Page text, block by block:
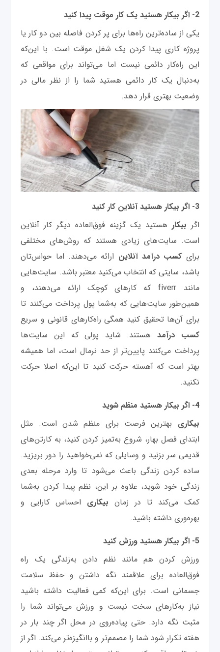
2- اگر بیکار هستید یک کار موقت پیدا کنید
یکی از ساده‌ترین راه‌ها برای پر کردن فاصله بین دو کار یا
پروژه کاری پیدا کردن یک شغل موقت است. با این‌که
این راه‌کار دائمی نیست اما می‌تواند برای مواقعی که
به‌دنبال یک کار دائمی هستید شما را از نظر مالی در
وضعیت بهتری قرار دهد.
3- اگر بیکار هستید آنلاین کار کنید
اگر بیکار هستید یک گزینه فوق‌العاده دیگر کار آنلاین
است. سایت‌های زیادی هستند که روش‌های مختلفی
برای کسب درآمد آنلاین ارائه می‌دهند. اما حواس‌تان
باشد، سایتی که انتخاب می‌کنید معتبر باشد. سایت‌هایی
مانند fiverr که کارهای کوچک ارائه می‌دهند، و
همین‌طور سایت‌هایی که به‌شما پول پرداخت می‌کنند تا
برای آن‌ها تحقیق کنید همگی راه‌کارهای قانونی و سریع
کسب درآمدهستند. شاید پولی که این سایت‌ها
پرداخت می‌کنند پایین‌تر از حد نرمال است، اما همیشه
بهتر است که آهسته حرکت کنید تا این‌که اصلا حرکت
نکنید.
4- اگر بیکار هستید منظم شوید
بیکاری بهترین فرصت برای منظم شدن است. مثل
ابتدای فصل بهار، شروع به‌تمیز کردن کنید، به کارتن‌های
قدیمی سر بزنید و وسایلی که نمی‌خواهید را دور بریزید.
ساده کردن زندگی باعث می‌شود تا وارد مرحله بعدی
زندگی خود شوید، علاوه بر این، نظم پیدا کردن به‌شما
کمک می‌کند تا در زمان بیکاری احساس کارایی و
بهره‌وری داشته باشید.
5- اگر بیکار هستید ورزش کنید
ورزش کردن هم مانند نظم دادن به‌زندگی یک راه
فوق‌العاده برای علاقمند نگه داشتن و حفظ سلامت
جسمانی است. برای این‌که کمی فعالیت داشته باشید
نیاز به‌کارهای سخت نیست و ورزش می‌تواند شما را
مثبت نگه دارد. حتی پیاده‌روی در محل اگر چند بار در
هفته تکرار شود شما را مصمم‌تر و باانگیزه‌تر می‌کند. اگر از